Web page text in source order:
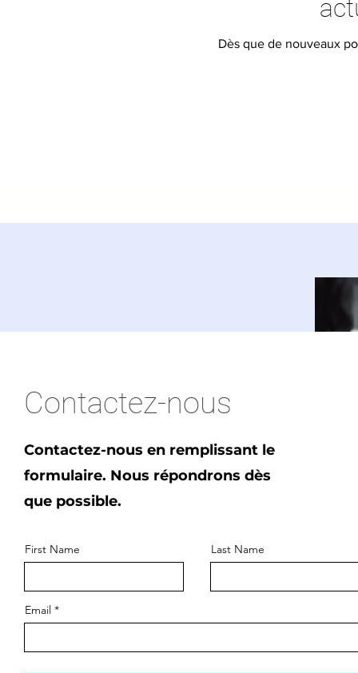
Dès que de nouveaux
Contactez-nous
Contactez-nous en remplissant le
formulaire. Nous répondrons dès
que possible.
First Name Last Name
Email